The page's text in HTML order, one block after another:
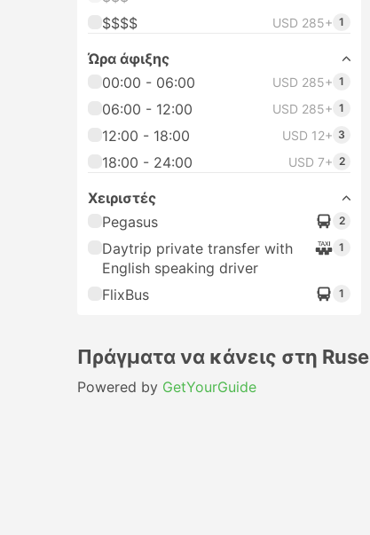
$$$$
USD 285+ 1
Ώρα άφιξης
00:00 - 06:00
USD 285+ 1
06:00 - 12:00 USD 285+ 1
12:00 - 18:00 USD 12+ 3
18:00 - 24:00 USD 7+ 2
Χειριστές
Pegasus
2
Daytrip private transfer with
English speaking driver
1
FlixBus 1
Πράγματα να κάνεις στη Ruse
Powered by GetYourGuide